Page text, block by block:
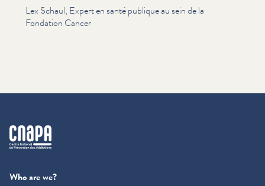
Lex Schaul, Expert en santé publique au sein de la
Fondation Cancer
cnapa
Who are we?